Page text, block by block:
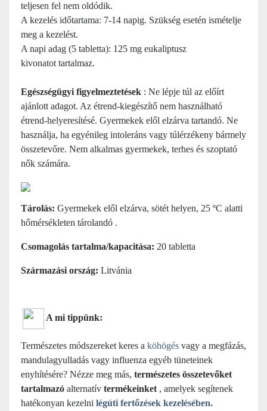
teljesen fel nem oldódik.
A kezelés időtartama: 7-14 napig. Szükség esetén ismételje
meg a kezelést.
A napi adag (5 tabletta): 125 mg eukaliptusz
kivonatot tartalmaz.
Egészségügyi figyelmeztetések : Ne lépje túl az előírt
ajánlott adagot. Az étrend-kiegészítő nem használható
étrend-helyeresítésé. Gyermekek elől elzárva tartandó. Ne
használja, ha egyénileg intoleráns vagy túlérzékeny bármely
összetevőre. Nem alkalmas gyermekek, terhes és szoptató
nők számára.
Tárolás: Gyermekek elől elzárva, sötét helyen, 25 ºC alatti
hőmérsékleten tárolandó .
Csomagolás tartalma/kapacitása: 20 tabletta
Származási ország: Litvánia
A mi tippünk:
Természetes módszereket keres a köhögés vagy a megfázás,
mandulagyulladás vagy influenza egyéb tüneteinek
enyhítésére? Nézze meg más, természetes összetevőket
tartalmazó alternatív termékeinket , amelyek segítenek
hatékonyan kezelni légúti fertőzések kezelésében.